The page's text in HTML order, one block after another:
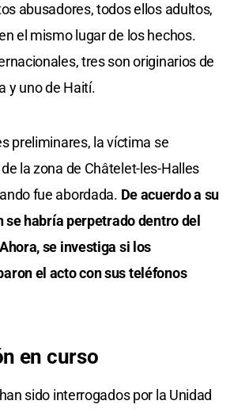
abusadores, todos ellos adultos,
el mismo lugar de los hechos.
tres son originarios de
y uno de Haití.
preliminares, la víctima se
la zona de Châtelet-les-Halles
fue abordada. De acuerdo a su
se habría perpetrado dentro del
se investiga si los
el acto con sus teléfonos
en curso
sido interrogados por la Unidad